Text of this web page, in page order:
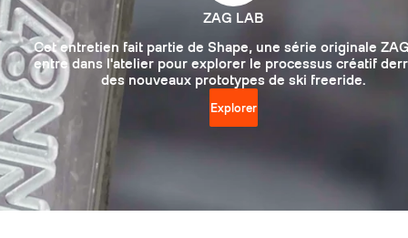
ZAG LAB
Cet entretien fait partie de Shape, une série originale
entre dans l'atelier pour explorer le processus créatif
des nouveaux prototypes de ski freeride.
Explorer